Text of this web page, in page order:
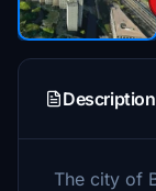
Description
The city of